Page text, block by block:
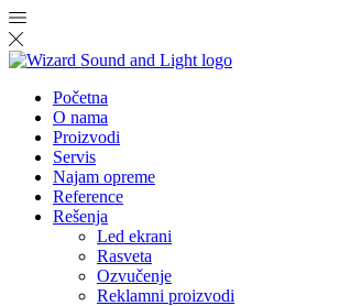
Početna
O nama
Proizvodi
Servis
Najam opreme
Reference
Rešenja
Led ekrani
Rasveta
Ozvučenje
Reklamni proizvodi